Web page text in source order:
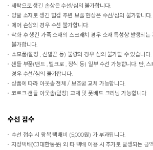
세탁으로 생긴 손상은 수선/심의 불가합니다.
양말 소재로 생긴 힐컵 주변 보풀 현상은 수선/심의 불가합니다.
에어 손상의 경우 수선 불가합니다.
착화 후 생긴 가죽 소재의 스크래치 경우 소재 특성상 발생되는
불가합니다.
소모품(깔창 , 신발끈 등) 불량의 경우 심의 불가할 수 있습니다.
샌들 부품(밴드 , 벨크로 , 장식 등) 일부 수선 가능합니다. 단,
경우 수선/심의 불가합니다.
상품에 따라 아웃솔 전체 / 보조굽 교체 가능합니다.
코르크 샌들 아웃솔(밑창) 교체 및 풋베드 크리닝 가능합니다.
수선 접수
수선 접수 시 왕복 택배비 (5,000원) 가 부과됩니다.
지정택배(CJ대한통운) 외 타 택배 이용 시 추가로 발생되는 금